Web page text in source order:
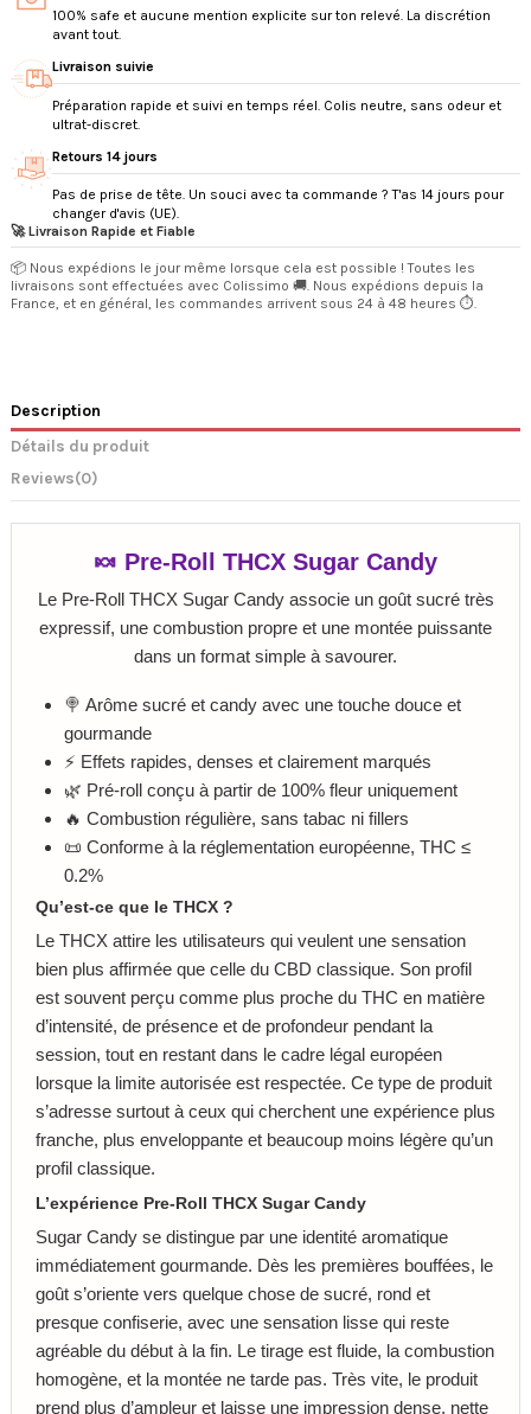
100% safe et aucune mention explicite sur ton relevé. La discrétion
avant tout.
Livraison suivie
Préparation rapide et suivi en temps réel. Colis neutre, sans odeur et
ultrat-discret.
Retours 14 jours
Pas de prise de tête. Un souci avec ta commande ? T'as 14 jours pour
changer d'avis (UE).
🚀 Livraison Rapide et Fiable
📦 Nous expédions le jour même lorsque cela est possible ! Toutes les
livraisons sont effectuées avec Colissimo 🚚. Nous expédions depuis la
France, et en général, les commandes arrivent sous 24 à 48 heures ⏱️.
Description
Détails du produit
Reviews(0)
🍬 Pre-Roll THCX Sugar Candy
Le Pre-Roll THCX Sugar Candy associe un goût sucré très
expressif, une combustion propre et une montée puissante
dans un format simple à savourer.
🍭 Arôme sucré et candy avec une touche douce et
gourmande
⚡ Effets rapides, denses et clairement marqués
🌿 Pré-roll conçu à partir de 100% fleur uniquement
🔥 Combustion régulière, sans tabac ni fillers
📜 Conforme à la réglementation européenne, THC ≤
0.2%
Qu’est-ce que le THCX ?
Le THCX attire les utilisateurs qui veulent une sensation
bien plus affirmée que celle du CBD classique. Son profil
est souvent perçu comme plus proche du THC en matière
d’intensité, de présence et de profondeur pendant la
session, tout en restant dans le cadre légal européen
lorsque la limite autorisée est respectée. Ce type de produit
s’adresse surtout à ceux qui cherchent une expérience plus
franche, plus enveloppante et beaucoup moins légère qu’un
profil classique.
L’expérience Pre-Roll THCX Sugar Candy
Sugar Candy se distingue par une identité aromatique
immédiatement gourmande. Dès les premières bouffées, le
goût s’oriente vers quelque chose de sucré, rond et
presque confiserie, avec une sensation lisse qui reste
agréable du début à la fin. Le tirage est fluide, la combustion
homogène, et la montée ne tarde pas. Très vite, le produit
prend plus d’ampleur et laisse une impression dense, nette